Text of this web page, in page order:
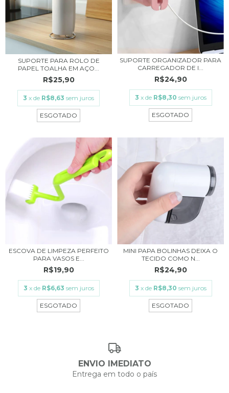
SUPORTE PARA ROLO DE
PAPEL TOALHA EM AÇO...
R$25,90
3 x de R$8,63 sem juros
ESGOTADO
SUPORTE ORGANIZADOR PARA
CARREGADOR DE I...
R$24,90
3 x de R$8,30 sem juros
ESGOTADO
ESCOVA DE LIMPEZA PERFEITO
PARA VASOS E...
R$19,90
3 x de R$6,63 sem juros
ESGOTADO
MINI PAPA BOLINHAS DEIXA O
TECIDO COMO N...
R$24,90
3 x de R$8,30 sem juros
ESGOTADO
ENVIO IMEDIATO
Entrega em todo o país